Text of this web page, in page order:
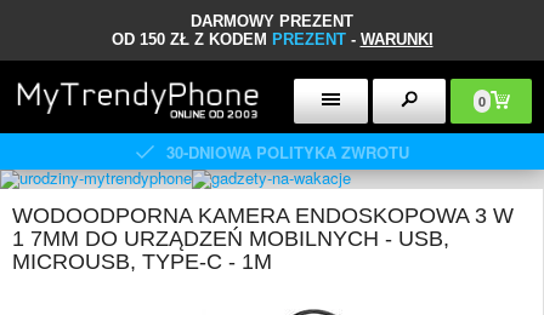
DARMOWY PREZENT
OD 150 ZŁ Z KODEM PREZENT- WARUNKI
0
30-DNIOWA POLITYKA ZWROTU
WODOODPORNA KAMERA ENDOSKOPOWA 3 W
1 7MM DO URZĄDZEŃ MOBILNYCH - USB,
MICROUSB, TYPE-C - 1M